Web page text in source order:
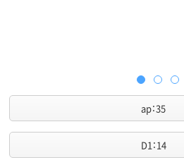
ap：35
D1：14